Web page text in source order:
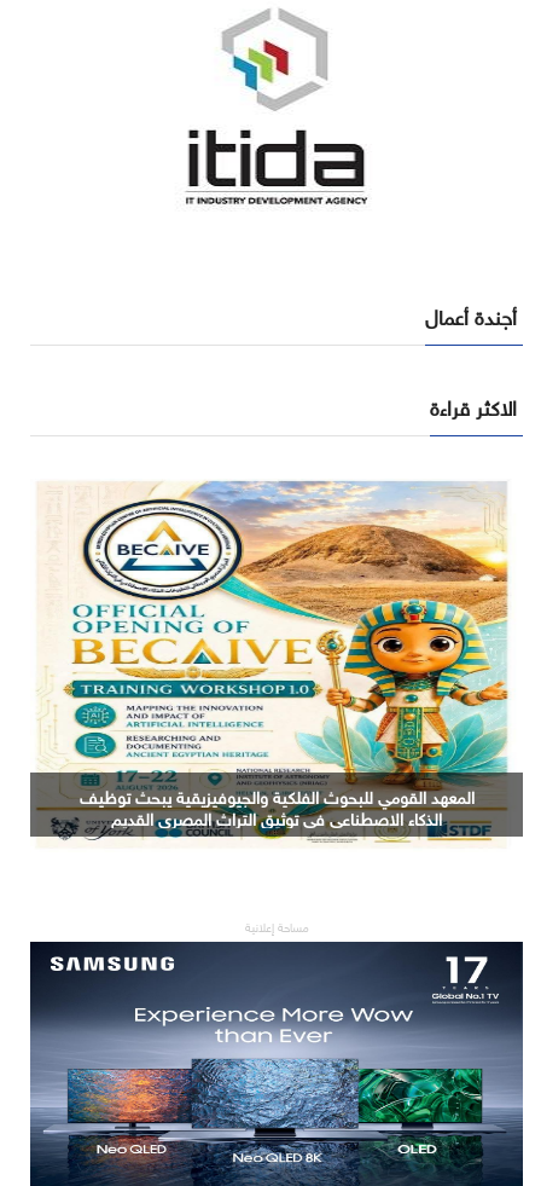
أجندة أعمال
الاكثر قراءة
المعهد القومي للبحوث الفلكية والجيوفيزيقية يبحث توظيف
الذكاء الاصطناعي في توثيق التراث المصري القديم
مساحة إعلانية